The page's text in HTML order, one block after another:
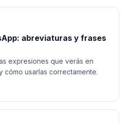
abreviaturas y frases
expresiones que verás en
cómo usarlas correctamente.